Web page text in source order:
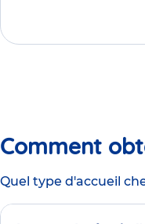
Comment
Quel type d'accueil